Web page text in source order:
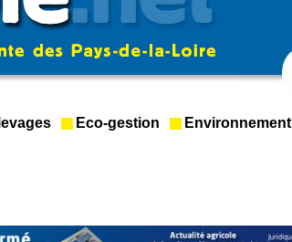
Eco-gestion Environnement